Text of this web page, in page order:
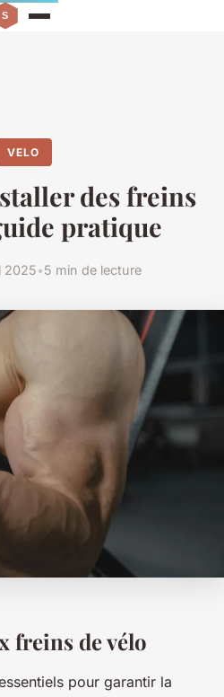
VELO
des freins
pratique
2025•5 min de lecture
freins de vélo
pour garantir la